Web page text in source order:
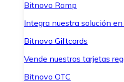
Bitnovo Ramp
Integra nuestra solución
Bitnovo Giftcards
Vende nuestras tarjetas
Bitnovo OTC